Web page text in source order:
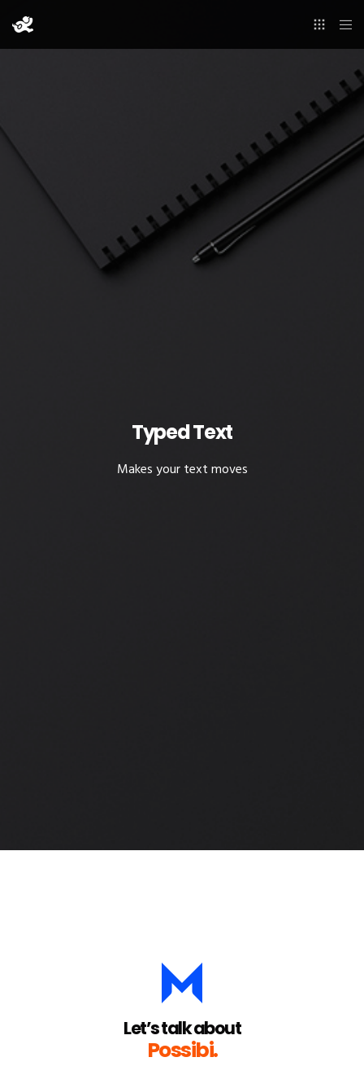
Typed Text
Makes your text moves
Let’s talk about
Possibili